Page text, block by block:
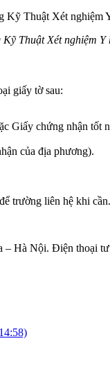
Thuật Xét nghiệm Y
giấy tờ sau:
Giấy chứng nhận
của địa phương).
trường liên hệ khi cần.
– Hà Nội. Điện thoại